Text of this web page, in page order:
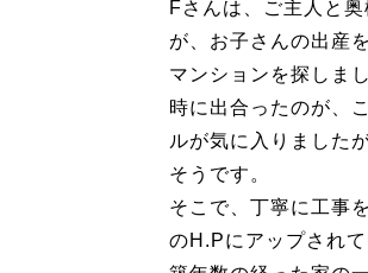
Fさんは、ご主人と
が、お子さんの出産
マンションを探しま
時に出合ったのが、
ルが気に入りました
そうです。
そこで、丁寧に工事
のH.Pにアップされ